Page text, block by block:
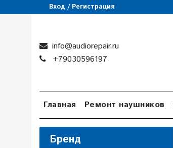
Вход / Регистрация
info@audiorepair.ru
+79030596197
Главная Ремонт наушников
Бренд